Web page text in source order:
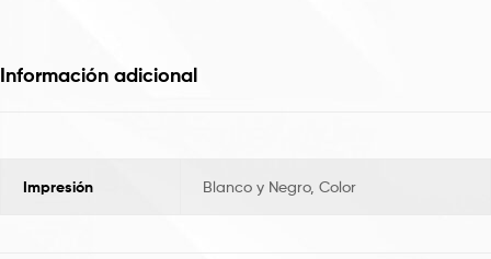
Información adicional
Impresión Blanco y Negro, Color